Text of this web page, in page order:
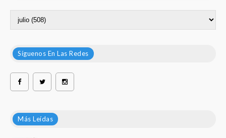
Síguenos En Las Redes
Más Leídas